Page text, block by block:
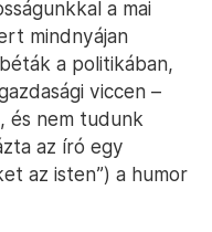
a mai
mindnyájan
a politikában,
viccen –
és nem tudunk
az író egy
az isten”) a humor